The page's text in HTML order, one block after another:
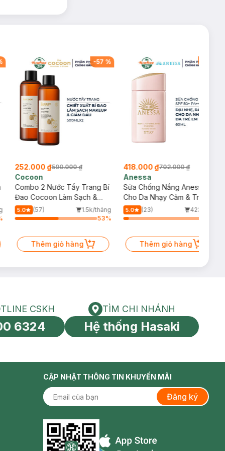
chiếu một
tai).
sẽ có đôi gò
-57 %
252.000 ₫590.000 ₫
Cocoon
Combo 2 Nước Tẩy Trang Bí
Đao Cocoon Làm Sạch &
Giảm Dầu 500ml
5.0 (57)
1.5k/tháng
53%
Thêm giỏ hàng
418.000 ₫702.000 ₫
Anessa
Sữa Chống Nắng Anessa
Cho Da Nhạy Cảm & Trẻ Em
60ml (Mới)
5.0 (23)
423/tháng
Thêm giỏ hàng
toàn cầu
HOTLINE CSKH
CSKH
6324
Tìm chi nhánh
TÌM CHI NHÁNH
Hệ thống Hasaki
CẬP NHẬT THÔNG TIN KHUYẾN MÃI
Đăng ký